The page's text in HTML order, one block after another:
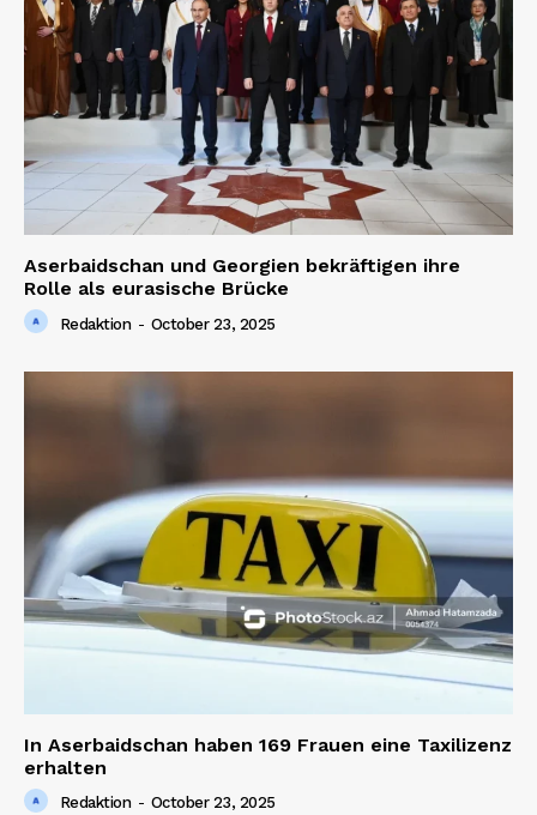
Aserbaidschan und Georgien bekräftigen ihre
Rolle als eurasische Brücke
Redaktion - October 23, 2025
In Aserbaidschan haben 169 Frauen eine Taxilizenz
erhalten
Redaktion - October 23, 2025